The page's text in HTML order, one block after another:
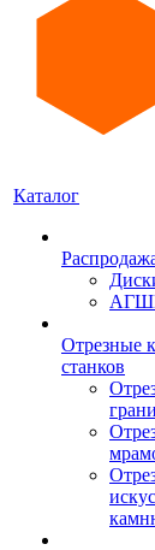
Каталог
Отрезные
станков